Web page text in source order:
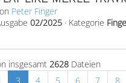
Peter Finger
02/2025 · Kategorie
insgesamt 2628 Dateien
3 4 5 6 7 8